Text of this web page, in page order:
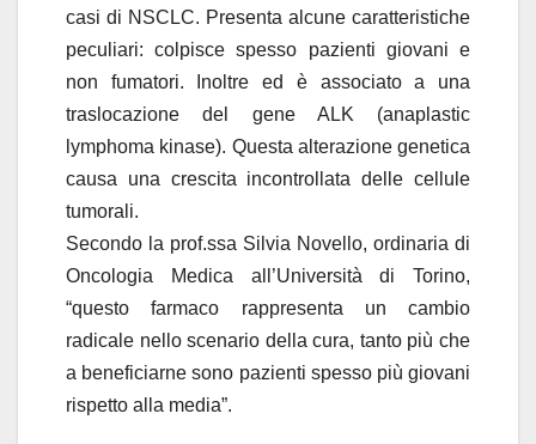
casi di NSCLC. Presenta alcune caratteristiche
peculiari: colpisce spesso pazienti giovani e
non fumatori. Inoltre ed è associato a una
traslocazione del gene ALK (anaplastic
lymphoma kinase). Questa alterazione genetica
causa una crescita incontrollata delle cellule
tumorali.
Secondo la prof.ssa Silvia Novello, ordinaria di
Oncologia Medica all’Università di Torino,
“questo farmaco rappresenta un cambio
radicale nello scenario della cura, tanto più che
a beneficiarne sono pazienti spesso più giovani
rispetto alla media”.